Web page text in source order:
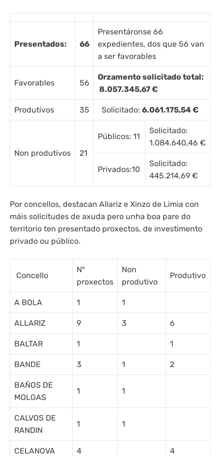
Presentados: 66
Presentáronse 66
expedientes, dos que 56 van
a ser favorables
Favorables 56
Orzamento solicitado total:
8.057.345,67 €
Produtivos 35 Solicitado: 6.061.175,54 €
Non produtivos 21
Públicos: 11
Solicitado:
1.084.640,46 €
Privados:10
Solicitado:
445.214,69 €
Por concellos, destacan Allariz e Xinzo de Limia con
máis solicitudes de axuda pero unha boa pare do
territorio ten presentado proxectos, de investimento
privado ou público.
Concello
Nº
proxectos
Non
produtivo
Produtivo
A BOLA 1 1
ALLARIZ 9 3 6
BALTAR 1 1
BANDE 3 1 2
BAÑOS DE
MOLGAS
1 1
CALVOS DE
RANDIN
1 1
CELANOVA 4 4